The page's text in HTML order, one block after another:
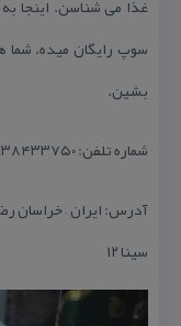
سوپ رایگان میده.
بشین.
شماره تلفن: ۰۵۱۳۸۴۳۳۷۵۰
آدرس: ایران – خراسان
سینا ۱۲